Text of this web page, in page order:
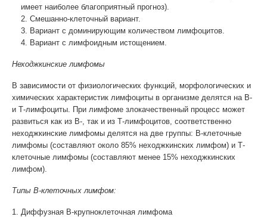
имеет наиболее благоприятный прогноз).
Смешанно-клеточный вариант.
Вариант с доминирующим количеством лимфоцитов.
Вариант с лимфоидным истощением.
Неходжкинские лимфомы
В зависимости от физиологических функций, морфологических и
химических характеристик лимфоциты в организме делятся на В-
и Т-лимфоциты. При лимфоме злокачественный процесс может
развиться как из В-, так и из Т-лимфоцитов, соответственно
неходжкинские лимфомы делятся на две группы: В-клеточные
лимфомы (составляют около 85% неходжкинских лимфом) и Т-
клеточные лимфомы (составляют менее 15% неходжкинских
лимфом).
Типы В-клеточных лимфом:
1. Диффузная В-крупноклеточная лимфома